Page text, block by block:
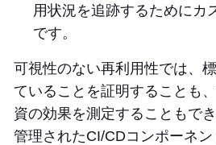
用状況を追跡するためにカ
です。
可視性のない再利用性では、
ていることを証明することも
資の効果を測定することもで
管理されたCI/CDコンポーネ